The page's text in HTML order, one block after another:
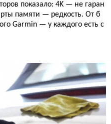
показало: 4K — не гаран
памяти — редкость. От б
Garmin — у каждого есть с